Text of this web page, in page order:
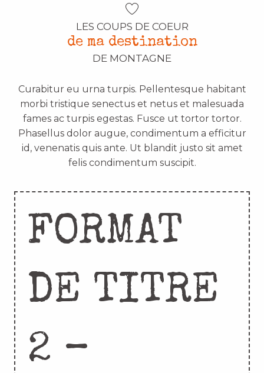
LES COUPS DE COEUR
de ma destination
DE MONTAGNE
Curabitur eu urna turpis. Pellentesque habitant
morbi tristique senectus et netus et malesuada
fames ac turpis egestas. Fusce ut tortor tortor.
Phasellus dolor augue, condimentum a efficitur
id, venenatis quis ante. Ut blandit justo sit amet
felis condimentum suscipit.
FORMAT
DE TITRE
2 –